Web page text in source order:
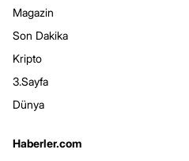
Magazin
Son Dakika
Kripto
3.Sayfa
Dünya
Haberler.com